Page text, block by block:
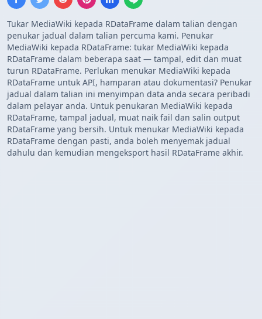
Tukar MediaWiki kepada RDataFrame dalam talian dengan
penukar jadual dalam talian percuma kami. Penukar
MediaWiki kepada RDataFrame: tukar MediaWiki kepada
RDataFrame dalam beberapa saat — tampal, edit dan muat
turun RDataFrame. Perlukan menukar MediaWiki kepada
RDataFrame untuk API, hamparan atau dokumentasi? Penukar
jadual dalam talian ini menyimpan data anda secara peribadi
dalam pelayar anda. Untuk penukaran MediaWiki kepada
RDataFrame, tampal jadual, muat naik fail dan salin output
RDataFrame yang bersih. Untuk menukar MediaWiki kepada
RDataFrame dengan pasti, anda boleh menyemak jadual
dahulu dan kemudian mengeksport hasil RDataFrame akhir.